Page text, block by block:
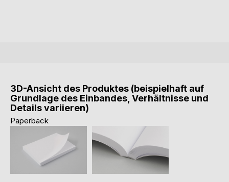
3D-Ansicht des Produktes (beispielhaft auf
Grundlage des Einbandes, Verhältnisse und
Details variieren)
Paperback